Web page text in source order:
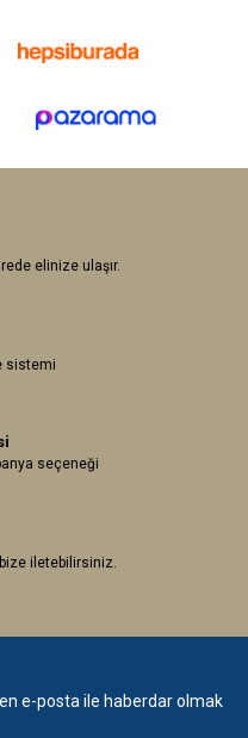
elinize ulaşır.
sistemi
seçeneği
iletebilirsiniz.
e-posta ile haberdar olmak